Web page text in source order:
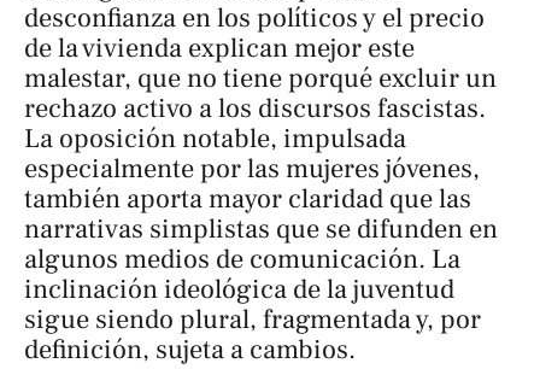
desconfianza en los políticos y el precio
de la vivienda explican mejor este
malestar, que no tiene porqué excluir un
rechazo activo a los discursos fascistas.
La oposición notable, impulsada
especialmente por las mujeres jóvenes,
también aporta mayor claridad que las
narrativas simplistas que se difunden en
algunos medios de comunicación. La
inclinación ideológica de la juventud
sigue siendo plural, fragmentada y, por
definición, sujeta a cambios.